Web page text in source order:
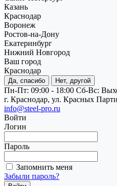
Казань
Краснодар
Воронеж
Ростов-на-Дону
Екатеринбург
Нижний Новгород
Ваш город
Краснодар
Да, спасибо Нет, другой
Пн-Пт: 09:00 - 18:00 Cб-Вс:
г. Краснодар, ул. Красных
info@steel-pro.ru
Войти
Логин
Пароль
Запомнить меня
Забыли пароль?